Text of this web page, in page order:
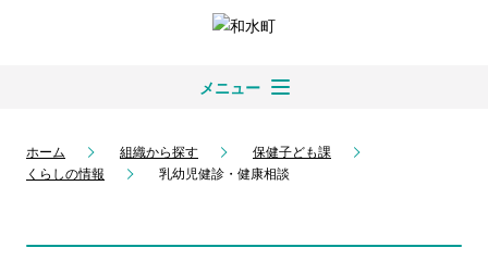
メニュー
ホーム 組織から探す
保健子ども課
くらしの情報
乳幼児健診・健康相談